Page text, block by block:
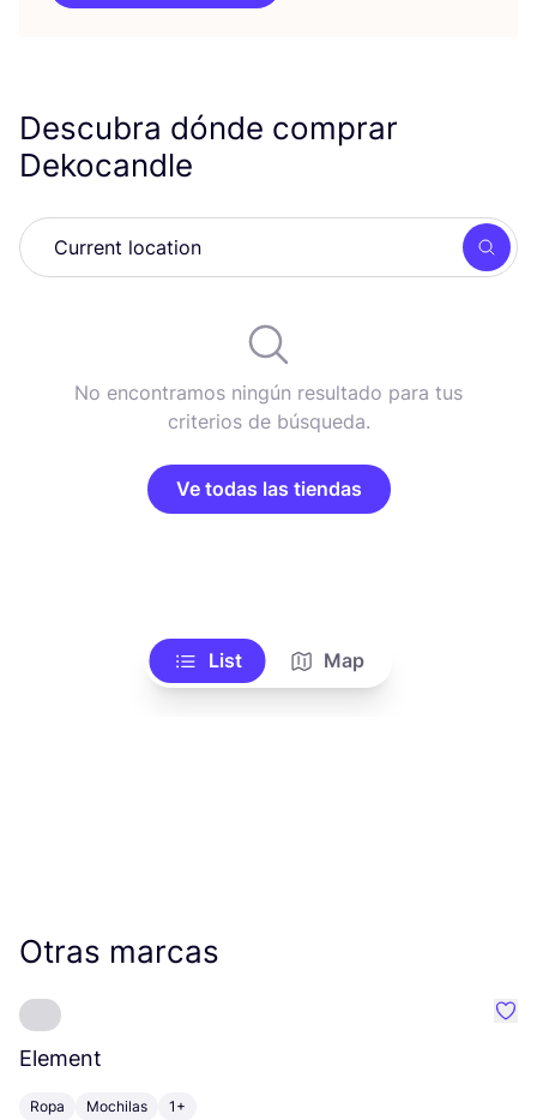
Descubra dónde comprar
Dekocandle
No encontramos ningún resultado para tus
criterios de búsqueda.
Ve todas las tiendas
List Map
Otras marcas
Element
Ropa Mochilas 1+